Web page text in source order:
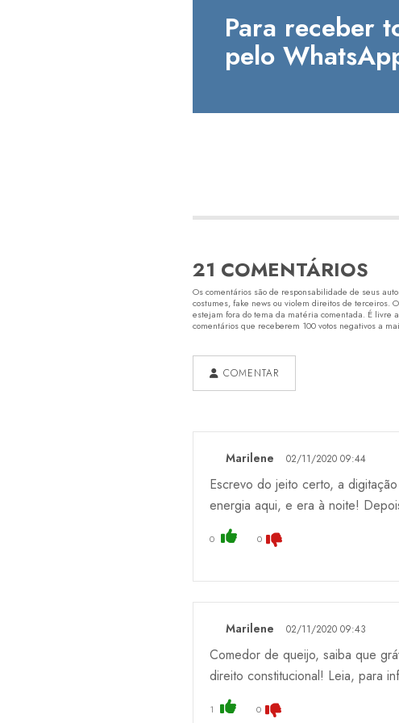
Para receber
pelo
21 COMENTÁRIOS
Os comentários são de responsabilidade de seus
costumes, fake news ou violem direitos de terceiros.
estejam fora do tema da matéria comentada. É livre
comentários que receberem 100 votos negativos a
COMENTAR
Marilene 02/11/2020 09:44
Escrevo do jeito certo, a
energia aqui, e era à noite!
0 0
Marilene 02/11/2020 09:43
Comedor de queijo, saiba que
direito constitucional! Leia, para
1 0